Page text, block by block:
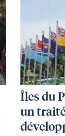
Îles du
un